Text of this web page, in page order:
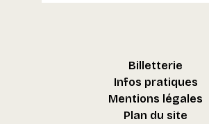
Billetterie
Infos pratiques
Mentions légales
Plan du site